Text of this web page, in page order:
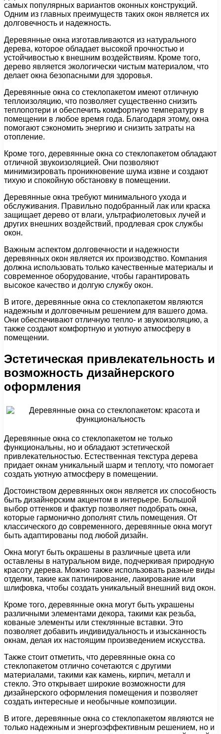
самых популярных вариантов оконных конструкций.
Одним из главных преимуществ таких окон является их
долговечность и надежность.
Деревянные окна изготавливаются из натурального
дерева, которое обладает высокой прочностью и
устойчивостью к внешним воздействиям. Кроме того,
дерево является экологически чистым материалом, что
делает окна безопасными для здоровья.
Деревянные окна со стеклопакетом имеют отличную
теплоизоляцию, что позволяет существенно снизить
теплопотери и обеспечить комфортную температуру в
помещении в любое время года. Благодаря этому, окна
помогают сэкономить энергию и снизить затраты на
отопление.
Кроме того, деревянные окна со стеклопакетом обладают
отличной звукоизоляцией. Они позволяют
минимизировать проникновение шума извне и создают
тихую и спокойную обстановку в помещении.
Деревянные окна требуют минимального ухода и
обслуживания. Правильно подобранный лак или краска
защищает дерево от влаги, ультрафиолетовых лучей и
других внешних воздействий, продлевая срок службы
окон.
Важным аспектом долговечности и надежности
деревянных окон является их производство. Компания
должна использовать только качественные материалы и
современное оборудование, чтобы гарантировать
высокое качество и долгую службу окон.
В итоге, деревянные окна со стеклопакетом являются
надежным и долговечным решением для вашего дома.
Они обеспечивают отличную тепло- и звукоизоляцию, а
также создают комфортную и уютную атмосферу в
помещении.
Эстетическая привлекательность и
возможность дизайнерского
оформления
Деревянные окна со стеклопакетом не только
функциональны, но и обладают эстетической
привлекательностью. Естественная текстура дерева
придает окнам уникальный шарм и теплоту, что помогает
создать уютную атмосферу в помещении.
Достоинством деревянных окон является их способность
быть дизайнерским акцентом в интерьере. Большой
выбор оттенков и фактур позволяет подобрать окна,
которые гармонично дополнят стиль помещения. От
классического до современного, деревянные окна могут
быть адаптированы под любой дизайн.
Окна могут быть окрашены в различные цвета или
оставлены в натуральном виде, подчеркивая природную
красоту дерева. Можно также использовать разные виды
отделки, такие как патинирование, лакирование или
шлифовка, чтобы создать уникальный внешний вид окон.
Кроме того, деревянные окна могут быть украшены
различными элементами декора, такими как резьба,
кованые элементы или стеклянные вставки. Это
позволяет добавить индивидуальность и изысканность
окнам, делая их настоящим произведением искусства.
Также стоит отметить, что деревянные окна со
стеклопакетом отлично сочетаются с другими
материалами, такими как камень, кирпич, металл и
стекло. Это открывает широкие возможности для
дизайнерского оформления помещения и позволяет
создать интересные и необычные композиции.
В итоге, деревянные окна со стеклопакетом являются не
только надежным и энергоэффективным решением, но и